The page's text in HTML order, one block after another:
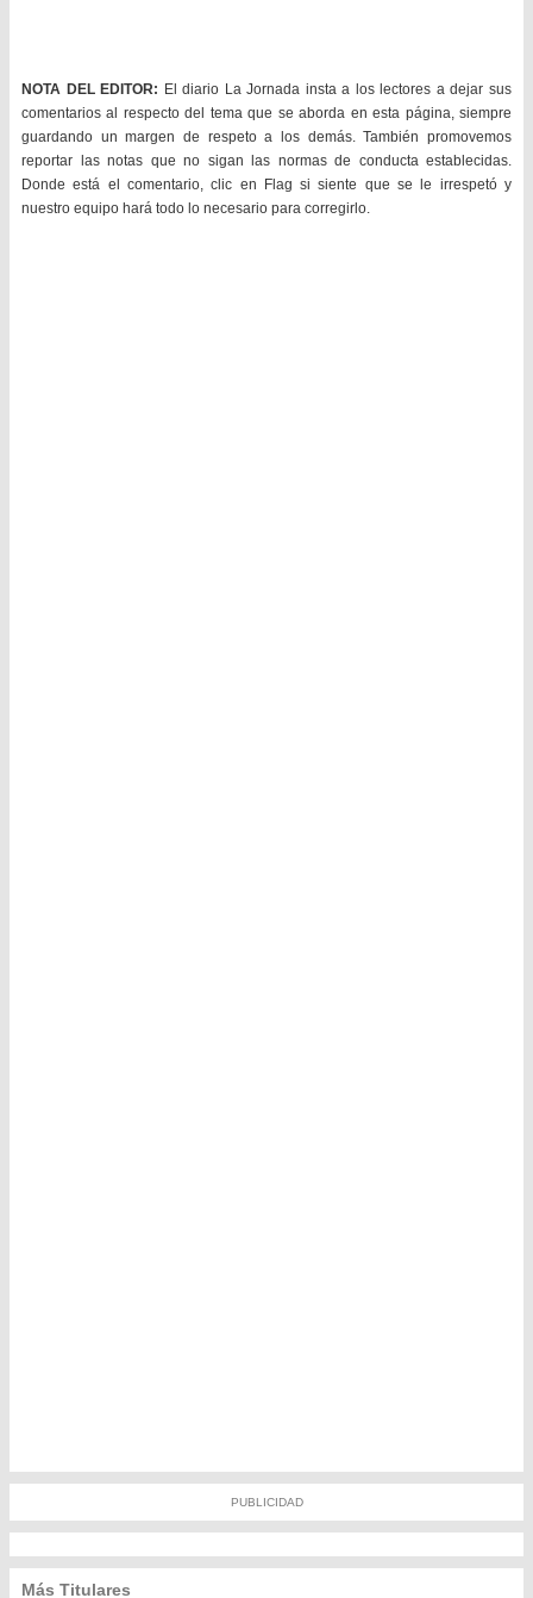
NOTA DEL EDITOR: El diario La Jornada insta a los lectores a dejar sus
comentarios al respecto del tema que se aborda en esta página, siempre
guardando un margen de respeto a los demás. También promovemos
reportar las notas que no sigan las normas de conducta establecidas.
Donde está el comentario, clic en Flag si siente que se le irrespetó y
nuestro equipo hará todo lo necesario para corregirlo.
PUBLICIDAD
Más Titulares